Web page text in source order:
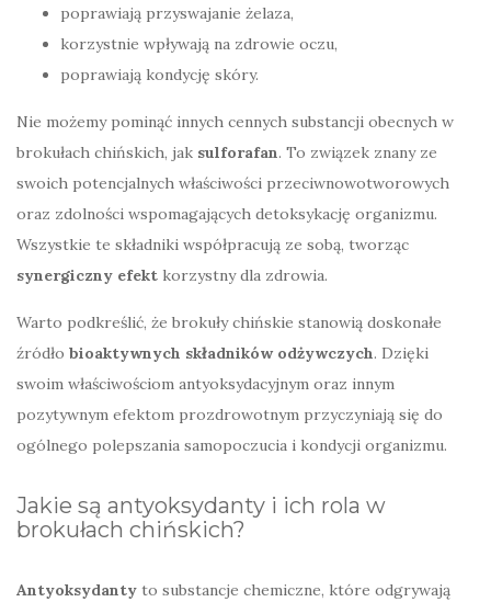
poprawiają przyswajanie żelaza,
korzystnie wpływają na zdrowie oczu,
poprawiają kondycję skóry.
Nie możemy pominąć innych cennych substancji obecnych w
brokułach chińskich, jak sulforafan. To związek znany ze
swoich potencjalnych właściwości przeciwnowotworowych
oraz zdolności wspomagających detoksykację organizmu.
Wszystkie te składniki współpracują ze sobą, tworząc
synergiczny efekt korzystny dla zdrowia.
Warto podkreślić, że brokuły chińskie stanowią doskonałe
źródło bioaktywnych składników odżywczych. Dzięki
swoim właściwościom antyoksydacyjnym oraz innym
pozytywnym efektom prozdrowotnym przyczyniają się do
ogólnego polepszania samopoczucia i kondycji organizmu.
Jakie są antyoksydanty i ich rola w
brokułach chińskich?
Antyoksydanty to substancje chemiczne, które odgrywają